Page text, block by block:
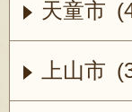
天童市
上山市